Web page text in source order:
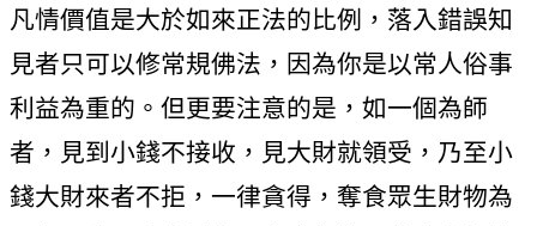
凡情價值是大於如來正法的比例，落入錯誤知
見者只可以修常規佛法，因為你是以常人俗事
利益為重的。但更要注意的是，如一個為師
者，見到小錢不接收，見大財就領受，乃至小
錢大財來者不拒，一律貪得，奪食眾生財物為